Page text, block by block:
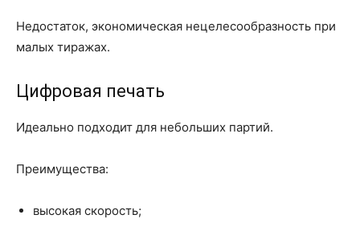
Недостаток, экономическая нецелесообразность при
малых тиражах.
Цифровая печать
Идеально подходит для небольших партий.
Преимущества:
высокая скорость;